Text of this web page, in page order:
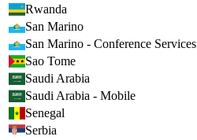
Rwanda
San Marino
San Marino - Conference Services
Sao Tome
Saudi Arabia
Saudi Arabia - Mobile
Senegal
Serbia